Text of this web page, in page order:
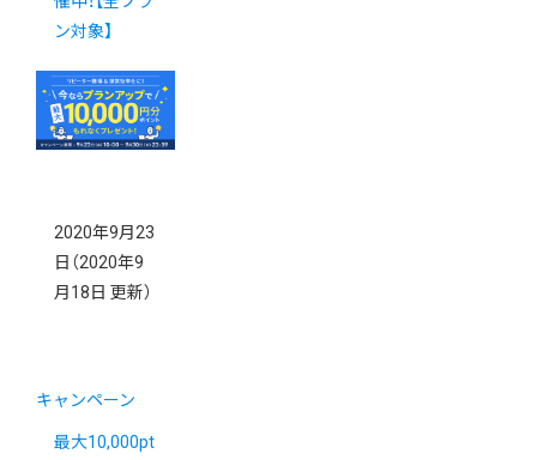
ン対象】
2020年9月23
日 （2020年9
月18日 更新）
キャンペーン
最大10,000pt